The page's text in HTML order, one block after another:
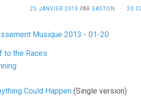
25 JANVIER 2013 PAR GASTON · 20
to the Races
Could Happen (Single version)